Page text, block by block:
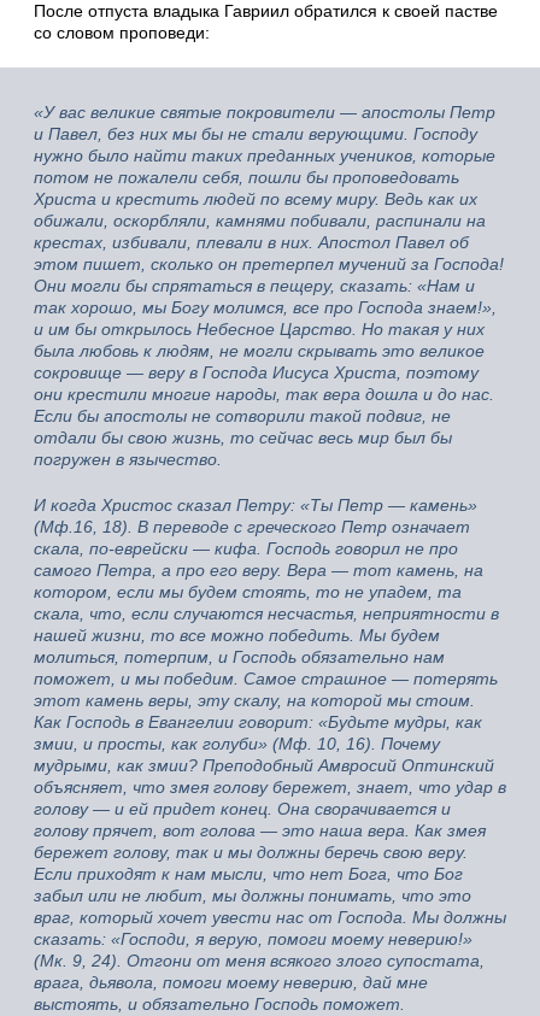
После отпуста владыка Гавриил обратился к своей пастве
со словом проповеди:
«У вас великие святые покровители — апостолы Петр
и Павел, без них мы бы не стали верующими. Господу
нужно было найти таких преданных учеников, которые
потом не пожалели себя, пошли бы проповедовать
Христа и крестить людей по всему миру. Ведь как их
обижали, оскорбляли, камнями побивали, распинали на
крестах, избивали, плевали в них. Апостол Павел об
этом пишет, сколько он претерпел мучений за Господа!
Они могли бы спрятаться в пещеру, сказать: «Нам и
так хорошо, мы Богу молимся, все про Господа знаем!»,
и им бы открылось Небесное Царство. Но такая у них
была любовь к людям, не могли скрывать это великое
сокровище — веру в Господа Иисуса Христа, поэтому
они крестили многие народы, так вера дошла и до нас.
Если бы апостолы не сотворили такой подвиг, не
отдали бы свою жизнь, то сейчас весь мир был бы
погружен в язычество.
И когда Христос сказал Петру: «Ты Петр — камень»
(Мф.16, 18). В переводе с греческого Петр означает
скала, по-еврейски — кифа. Господь говорил не про
самого Петра, а про его веру. Вера — тот камень, на
котором, если мы будем стоять, то не упадем, та
скала, что, если случаются несчастья, неприятности в
нашей жизни, то все можно победить. Мы будем
молиться, потерпим, и Господь обязательно нам
поможет, и мы победим. Самое страшное — потерять
этот камень веры, эту скалу, на которой мы стоим.
Как Господь в Евангелии говорит: «Будьте мудры, как
змии, и просты, как голуби» (Мф. 10, 16). Почему
мудрыми, как змии? Преподобный Амвросий Оптинский
объясняет, что змея голову бережет, знает, что удар в
голову — и ей придет конец. Она сворачивается и
голову прячет, вот голова — это наша вера. Как змея
бережет голову, так и мы должны беречь свою веру.
Если приходят к нам мысли, что нет Бога, что Бог
забыл или не любит, мы должны понимать, что это
враг, который хочет увести нас от Господа. Мы должны
сказать: «Господи, я верую, помоги моему неверию!»
(Мк. 9, 24). Отгони от меня всякого злого супостата,
врага, дьявола, помоги моему неверию, дай мне
выстоять, и обязательно Господь поможет.